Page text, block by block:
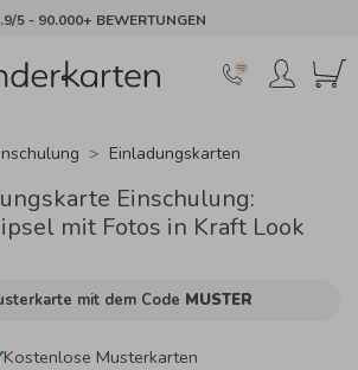
5 - 90.000+ BEWERTUNGEN
Einladungskarten
Einschulung:
mit Fotos in Kraft Look
mit dem Code MUSTER
Kostenlose Musterkarten